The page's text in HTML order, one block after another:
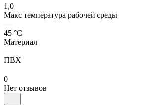
1,0
Макс температура рабочей среды
—
45 °С
Материал
—
ПВХ
0
Нет отзывов